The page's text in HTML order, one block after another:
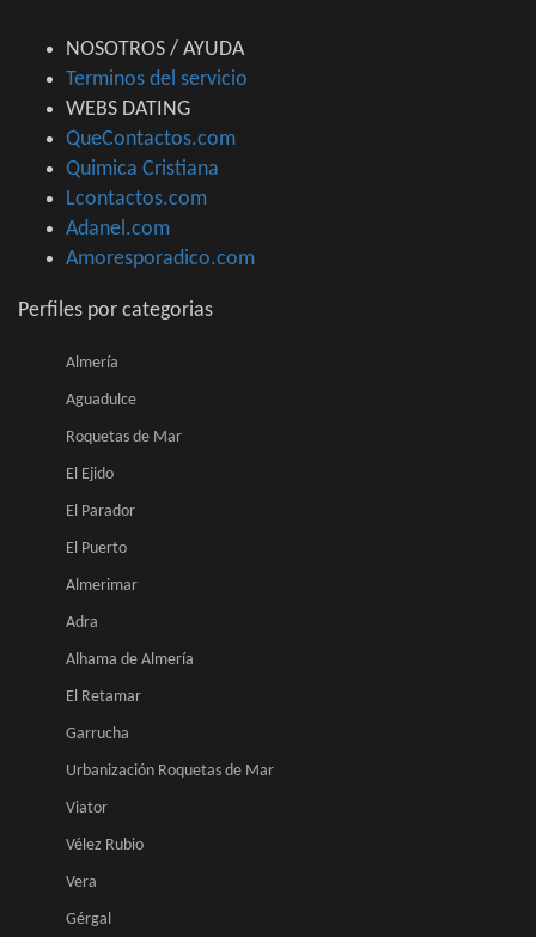
NOSOTROS / AYUDA
Terminos del servicio
WEBS DATING
QueContactos.com
Quimica Cristiana
Lcontactos.com
Adanel.com
Amoresporadico.com
Perfiles por categorias
Almería
Aguadulce
Roquetas de Mar
El Ejido
El Parador
El Puerto
Almerimar
Adra
Alhama de Almería
El Retamar
Garrucha
Urbanización Roquetas de Mar
Viator
Vélez Rubio
Vera
Gérgal